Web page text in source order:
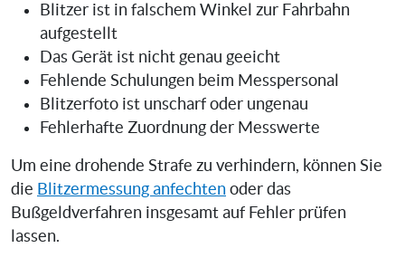
Blitzer ist in falschem Winkel zur Fahrbahn
aufgestellt
Das Gerät ist nicht genau geeicht
Fehlende Schulungen beim Messpersonal
Blitzerfoto ist unscharf oder ungenau
Fehlerhafte Zuordnung der Messwerte
Um eine drohende Strafe zu verhindern, können Sie
die Blitzermessung anfechten oder das
Bußgeldverfahren insgesamt auf Fehler prüfen
lassen.